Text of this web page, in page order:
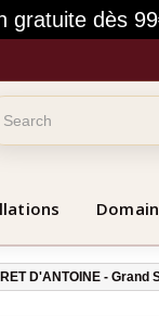
gratuite dès
D'ANTOINE - Grand